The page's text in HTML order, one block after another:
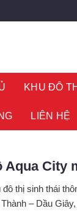
KHU ĐÔ THỊ
LIÊN HỆ
Aqua City
đô thị sinh thái
– Dầu